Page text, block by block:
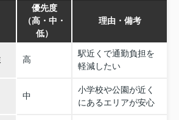
優先度
（高・中・
低）
理由・備考
高
駅近くで通勤負担を
軽減したい
中
小学校や公園が近く
にあるエリアが安心